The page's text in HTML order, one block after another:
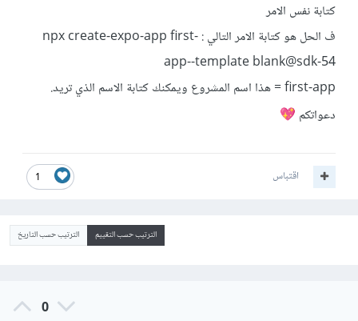
كتابة نفس الامر
ف الحل هو كتابة الامر التالي : npx create-expo-app first-
app--template blank@sdk-54
first-app = هذا اسم المشروع ويمكنك كتابة الاسم الذي تريد.
دعواتكم 💖
1 اقتباس
الترتيب حسب التقييم الترتيب حسب التاريخ
0